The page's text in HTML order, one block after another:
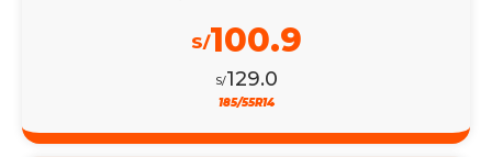
S/129.0
S/100.9
185/55R14